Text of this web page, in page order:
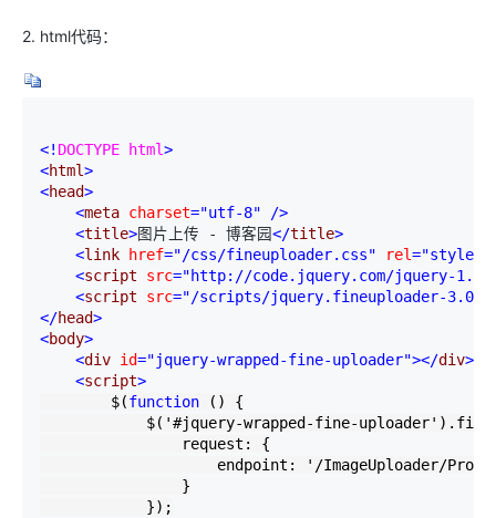
2. html代码：
<! DOCTYPE html>
<html>
<head>
<meta charset="utf-8"
/>
<title>图片上传 - 博客园</title>
<link href="/css/fineuploader.css" rel
<script src="http://code.jquery.com/jquery-
<script src="/scripts/jquery.fineuploader-
</head>
<body>
<div id="jquery-wrapped-fine-uploader"></div>
<script>
        $(
function () {
            $(
'#jquery-wrapped-fine-uploader'
                request: {
                    endpoint:
' /ImageUploader/
                }
            });